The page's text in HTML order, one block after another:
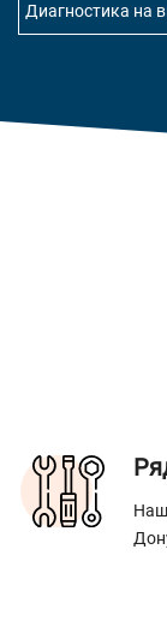
Диагностика на